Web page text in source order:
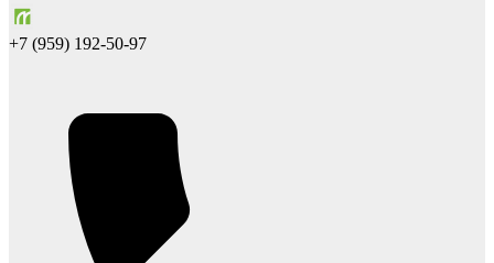
+7 (959) 192-50-97